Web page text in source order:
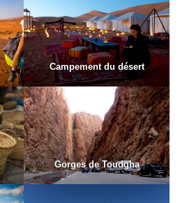
Campement du désert
Gorges de Toudgha